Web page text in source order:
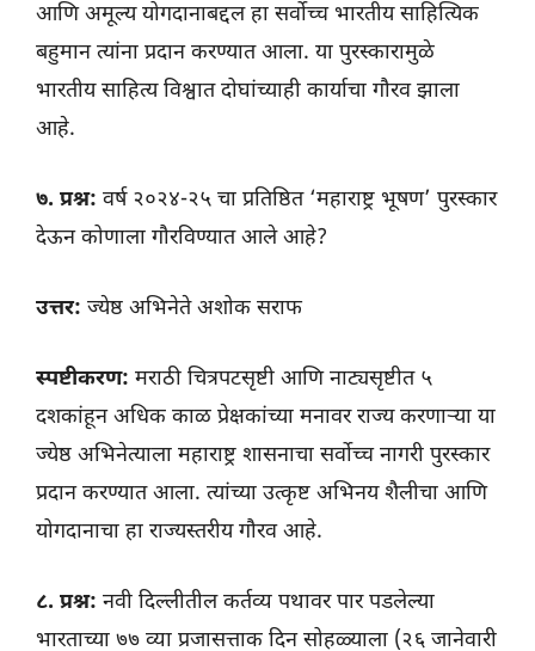
आणि अमूल्य योगदानाबद्दल हा सर्वोच्च भारतीय साहित्यिक
बहुमान त्यांना प्रदान करण्यात आला. या पुरस्कारामुळे
भारतीय साहित्य विश्वात दोघांच्याही कार्याचा गौरव झाला
आहे.
७. प्रश्न: वर्ष २०२४-२५ चा प्रतिष्ठित ‘महाराष्ट्र भूषण’ पुरस्कार
देऊन कोणाला गौरविण्यात आले आहे?
उत्तर: ज्येष्ठ अभिनेते अशोक सराफ
स्पष्टीकरण: मराठी चित्रपटसृष्टी आणि नाट्यसृष्टीत ५
दशकांहून अधिक काळ प्रेक्षकांच्या मनावर राज्य करणाऱ्या या
ज्येष्ठ अभिनेत्याला महाराष्ट्र शासनाचा सर्वोच्च नागरी पुरस्कार
प्रदान करण्यात आला. त्यांच्या उत्कृष्ट अभिनय शैलीचा आणि
योगदानाचा हा राज्यस्तरीय गौरव आहे.
८. प्रश्न: नवी दिल्लीतील कर्तव्य पथावर पार पडलेल्या
भारताच्या ७७ व्या प्रजासत्ताक दिन सोहळ्याला (२६ जानेवारी